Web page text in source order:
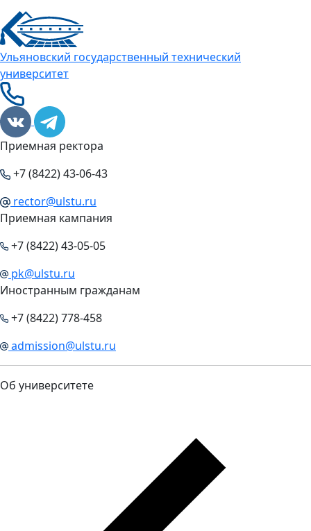
Ульяновский государственный технический
университет
Приемная ректора
+7 (8422) 43-06-43
rector@ulstu.ru
Приемная кампания
+7 (8422) 43-05-05
pk@ulstu.ru
Иностранным гражданам
+7 (8422) 778-458
admission@ulstu.ru
Об университете